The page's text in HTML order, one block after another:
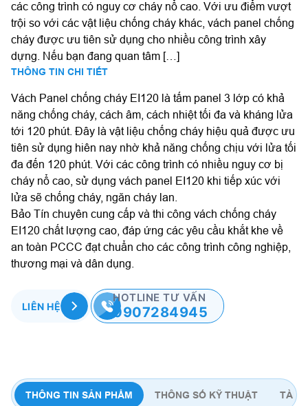
các công trình có nguy cơ cháy nổ cao. Với ưu điểm vượt
trội so với các vật liệu chống cháy khác, vách panel chống
cháy được ưu tiên sử dụng cho nhiều công trình xây
dựng. Nếu bạn đang quan tâm […]
THÔNG TIN CHI TIẾT
Vách Panel chống cháy EI120 là tấm panel 3 lớp có khả
năng chống cháy, cách âm, cách nhiệt tối đa và kháng lửa
tới 120 phút. Đây là vật liệu chống cháy hiệu quả được ưu
tiên sử dụng hiên nay nhờ khả năng chống chịu với lửa tối
đa đến 120 phút. Với các công trình có nhiều nguy cơ bị
cháy nổ cao, sử dụng vách panel EI120 khi tiếp xúc với
lửa sẽ chống cháy, ngăn cháy lan.
Bảo Tín chuyên cung cấp và thi công vách chống cháy
EI120 chất lượng cao, đáp ứng các yêu cầu khắt khe về
an toàn PCCC đạt chuẩn cho các công trình công nghiệp,
thương mại và dân dụng.
LIÊN HỆ
HOTLINE TƯ VẤN
0907284945
THÔNG TIN SẢN PHẨM THÔNG SỐ KỸ THUẬT TÀI